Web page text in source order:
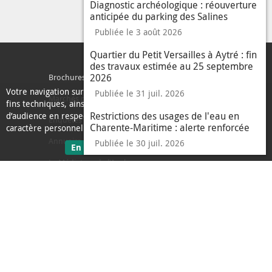
Votre navigation sur ce site nécessite l’usage de cookies pour des
fins techniques, ainsi que des cookies anonymisés de mesure
d’audience en respect de la législation relative aux données à
caractère personnel.
En savoir plussur les données personnelles
J'ai compris
le message
Diagnostic archéologique : réouverture
anticipée du parking des Salines
Publiée le 3 août 2026
Quartier du Petit Versailles à Aytré : fin
des travaux estimée au 25 septembre
2026
Publiée le 31 juil. 2026
Restrictions des usages de l'eau en
Charente-Maritime : alerte renforcée
Publiée le 30 juil. 2026
Brochures
Marchés publics
Enquêtes publiques
Annuaire des services
Le Médiateur de l'Agglo